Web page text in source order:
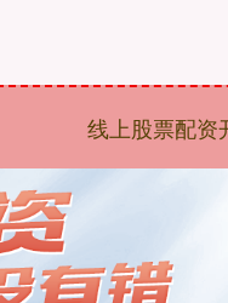
线上股票配资